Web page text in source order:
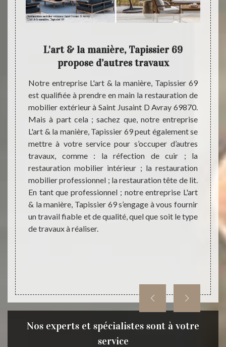
vos
ce
& la
et
et
L'art & la manière, Tapissier 69
propose d’autres travaux
Notre entreprise L'art & la manière, Tapissier 69
est qualifiée à prendre en main la restauration de
mobilier extérieur à Saint Jusaint D Avray 69870.
Mais à part cela ; sachez que, notre entreprise
L'art & la manière, Tapissier 69 peut également se
mettre à votre service pour s’occuper d’autres
travaux, comme : la réfection de cuir ; la
restauration mobilier intérieur ; la restauration
mobilier professionnel ; la restauration tête de lit.
En tant que professionnel ; notre entreprise L'art
& la manière, Tapissier 69 s’engage à vous fournir
un travail fiable et de qualité, quel que soit le type
de travaux à réaliser.
Le
vous
la
du
quel
L'art
Nos experts et spécialistes sont à votre
service